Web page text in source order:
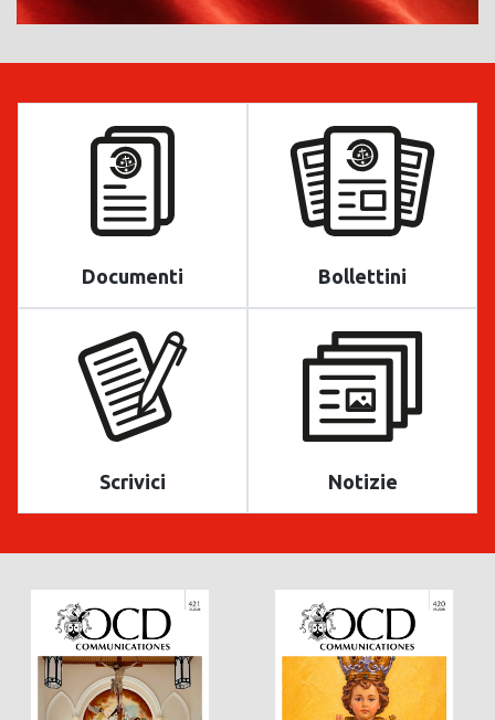
Documenti Bollettini
Scrivici Notizie